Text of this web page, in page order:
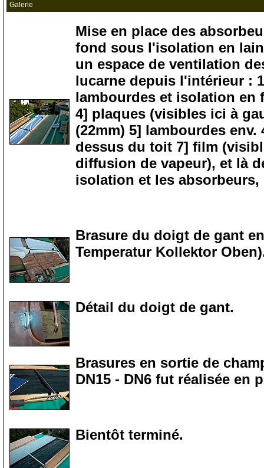
Galerie
Mise en place des
fond sous l'isolation en
un espace de ventilation
lucarne depuis l'intérieur :
lambourdes et isolation en
4] plaques (visibles ici à
(22mm) 5] lambourdes
dessus du toit 7] film
diffusion de vapeur), et là
isolation et les
Brasure du doigt de gant
Temperatur Kollektor
Détail du doigt de gant.
Brasures en sortie de
DN15 - DN6 fut réalisée en
Bientôt terminé.